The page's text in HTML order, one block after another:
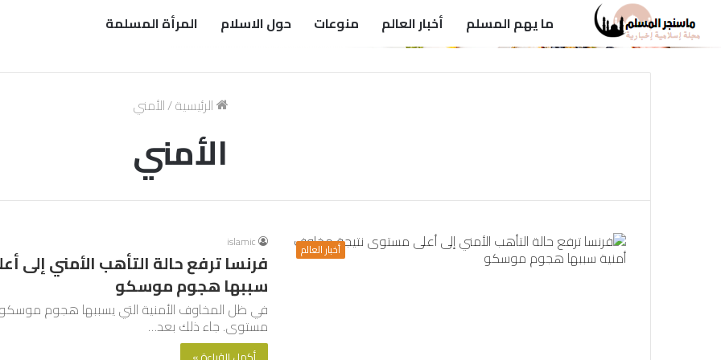
ما يهم المسلم أخبار العالم منوعات حول الاسلام المرأة المسلمة
الرئيسية/الأمني
الأمني
أخبار العالم islamic
فرنسا ترفع حالة التأهب الأمني
سببها هجوم موسكو
في ظل المخاوف الأمنية التي يسببها هجوم
مستوى. جاء ذلك بعد…